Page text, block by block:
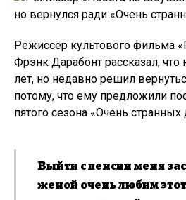
Режиссёр культового фильма
Фрэнк Дарабонт рассказал, что
лет, но недавно решил
потому, что ему предложили
пятого сезона «Очень странных
Выйти с пенсии меня
женой очень любим